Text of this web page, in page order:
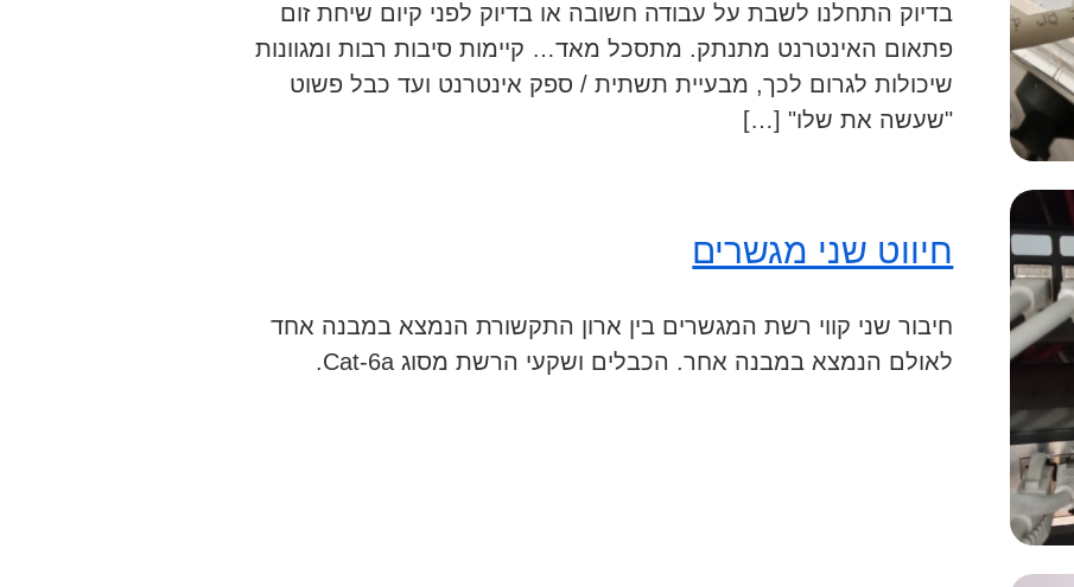
בדיוק התחלנו לשבת על עבודה חשובה או בדיוק לפני קיום שיחת זום
פתאום האינטרנט מתנתק. מתסכל מאד… קיימות סיבות רבות ומגוונות
שיכולות לגרום לכך, מבעיית תשתית / ספק אינטרנט ועד כבל פשוט
"שעשה את שלו" […]
חיווט שני מגשרים
חיבור שני קווי רשת המגשרים בין ארון התקשורת הנמצא במבנה אחד
לאולם הנמצא במבנה אחר. הכבלים ושקעי הרשת מסוג Cat-6a.